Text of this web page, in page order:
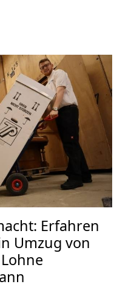
Erfahren
Umzug von